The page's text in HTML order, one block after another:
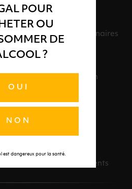
POUR
OU
DE
?
OUI
NON
est dangereux pour la santé.
sérénité avec nos partenaires
sont à votre disposition
& QUALITÉ
sélectionnés avec soins
adaptées à vos événements